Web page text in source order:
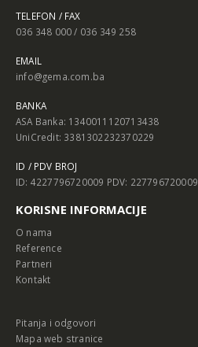
TELEFON / FAX
036 348 000 / 036 349 258
EMAIL
info@gema.com.ba
BANKA
ASA Banka: 1340011120713438
UniCredit: 3381302232370229
ID / PDV BROJ
ID: 4227796720009 PDV: 227796720009
KORISNE INFORMACIJE
O nama
Reference
Partneri
Kontakt
Pitanja i odgovori
Mapa web stranice